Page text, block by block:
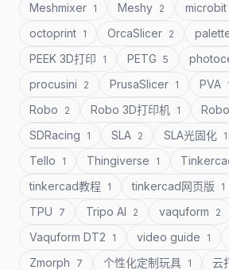
Meshmixer 1 Meshy 2 microbit
octoprint 1 OrcaSlicer 2
PEEK 3D打印 1 PETG 5
procusini 2 PrusaSlicer 1 PVA
Robo 2 Robo 3D打印机 1
SDRacing 1 SLA 2 SLA光固化 1
Tello 1 Thingiverse 1
tinkercad教程 1 tinkercad网页版 1
TPU 7 Tripo AI 2 vaquform 2
Vaquform DT2 1 video guide 1
Zmorph 7 个性化定制玩具 1 云